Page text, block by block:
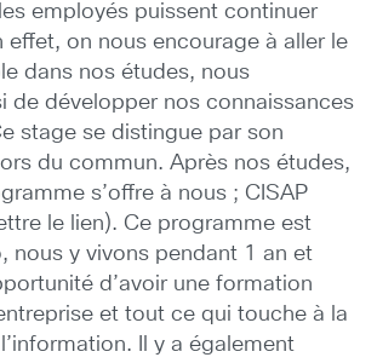
employés puissent continuer
effet, on nous encourage à aller le
dans nos études, nous
de développer nos connaissances
stage se distingue par son
du commun. Après nos études,
s’offre à nous ; CISAP
le lien). Ce programme est
nous y vivons pendant 1 an et
d’avoir une formation
et tout ce qui touche à la
Il y a également